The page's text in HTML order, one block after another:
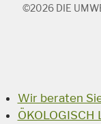
©2026 DIE
Wir beraten
ÖKOLOGISCH